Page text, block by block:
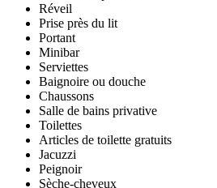
Réveil
Prise près du lit
Portant
Minibar
Serviettes
Baignoire ou douche
Chaussons
Salle de bains privative
Toilettes
Articles de toilette gratuits
Jacuzzi
Peignoir
Sèche-cheveux